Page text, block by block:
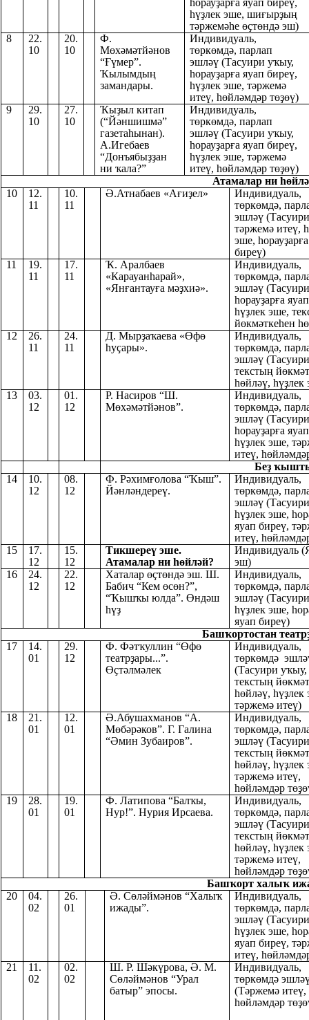
һорауҙарға яуап биреү,
һүҙлек эше, шиғырҙың
тәржемәһе өҫтөндә эш)
8
22.
10
20.
10
Ф.
Мөхәмәтйәнов
“Ғүмер”.
Ҡылымдың
замандары.
Индивидуаль,
төркөмдә, парлап
эшләү (Тасуири уҡыу,
һорауҙарға яуап биреү,
һүҙлек эше, тәржемә
итеү, һөйләмдәр төҙөү)
9
29.
10
27.
10
Ҡыҙыл китап
(“Йәншишмә”
газетаһынан).
А.Игебаев
“Донъябыҙҙан
ни ҡала?”
Индивидуаль,
төркөмдә, парлап
эшләү (Тасуири уҡыу,
һорауҙарға яуап биреү,
һүҙлек эше, тәржемә
итеү, һөйләмдәр төҙөү)
Атамалар ни
10
12.
11
10.
11
Ә.Атнабаев «Ағиҙел»
Индивидуаль,
төркөмдә,
эшләү
тәржемә итеү,
эше,
биреү)
11
19.
11
17.
11
Ҡ. Аралбаев
«Карауанһарай»,
«Янғантауға мәҙхиә».
Индивидуаль,
төркөмдә,
эшләү
һорауҙарға
һүҙлек эше,
йөкмәткеһен
12
26.
11
24.
11
Д. Мырҙаҡаева «Өфө
һуҫары».
Индивидуаль,
төркөмдә,
эшләү
текстың
һөйләү, һүҙлек
13
03.
12
01.
12
Р. Насиров “Ш.
Мөхәмәтйәнов”.
Индивидуаль,
төркөмдә,
эшләү
һорауҙарға
һүҙлек эше,
итеү,
Беҙ ҡышты
14
10.
12
08.
12
Ф. Рәхимғолова “Ҡыш”.
Йәнләндереү.
Индивидуаль,
төркөмдә,
эшләү
һүҙлек эше,
яуап биреү,
итеү,
15
17.
12
15.
12
Тикшереү эше.
Атамалар ни һөйләй?
Индивидуаль
эш)
16
24.
12
22.
12
Хаталар өҫтөндә эш. Ш.
Бабич “Кем өсөн?”,
“Ҡышҡы юлда”. Өндәш
һүҙ
Индивидуаль,
төркөмдә,
эшләү
һүҙлек эше,
яуап биреү)
Башҡортостан
17
14.
01
29.
12
Ф. Фәтҡуллин “Өфө
театрҙары...”.
Өҫтәлмәлек
Индивидуаль,
төркөмдә
(Тасуири уҡыу,
текстың
һөйләү, һүҙлек
тәржемә итеү)
18
21.
01
12.
01
Ә.Абушахманов “А.
Мөбәрәков”. Г. Галина
“Әмин Зубаиров”.
Индивидуаль,
төркөмдә,
эшләү
текстың
һөйләү, һүҙлек
тәржемә итеү,
һөйләмдәр
19
28.
01
19.
01
Ф. Латипова “Балҡы,
Нур!”. Нурия Ирсаева.
Индивидуаль,
төркөмдә,
эшләү
текстың
һөйләү, һүҙлек
тәржемә итеү,
һөйләмдәр
Башҡорт халыҡ
20
04.
02
26.
01
Ә. Сөләймәнов “Халыҡ
ижады”.
Индивидуаль,
төркөмдә,
эшләү
һүҙлек эше,
яуап биреү,
итеү,
21
11.
02
02.
02
Ш. Р. Шәкүрова, Ә. М.
Сөләймәнов “Урал
батыр” эпосы.
Индивидуаль,
төркөмдә
(Тәржемә итеү,
һөйләмдәр